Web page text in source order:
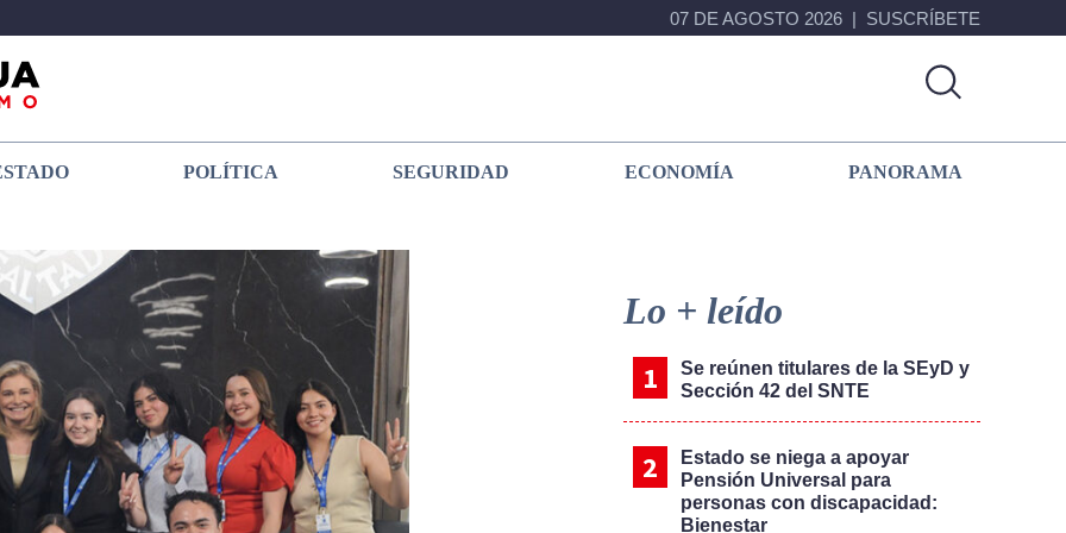
07 DE AGOSTO 2026 SUSCRÍBETE
POLÍTICA SEGURIDAD ECONOMÍA PANORAMA
Sidebar
Lo + leído
Se reúnen titulares de la SEyD y
Sección 42 del SNTE
Estado se niega a apoyar
Pensión Universal para
personas con discapacidad:
Bienestar